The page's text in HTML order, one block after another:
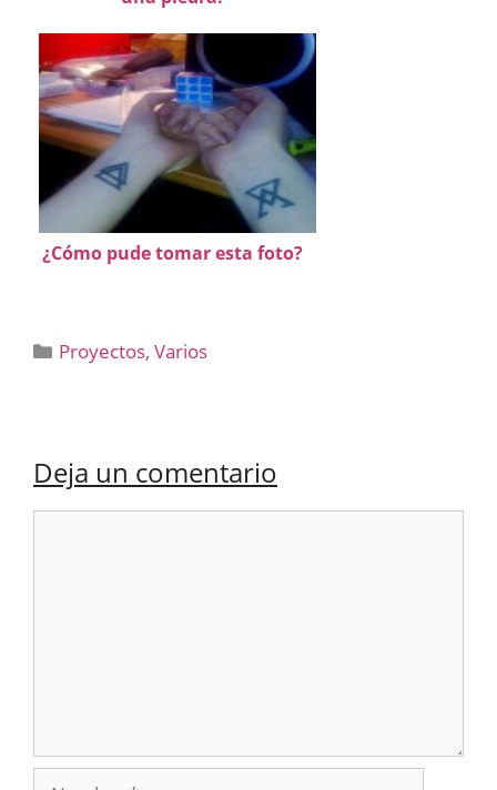
¿Cómo pude tomar esta foto?
Categorías
Proyectos,Varios
Deja un comentario
Nombre